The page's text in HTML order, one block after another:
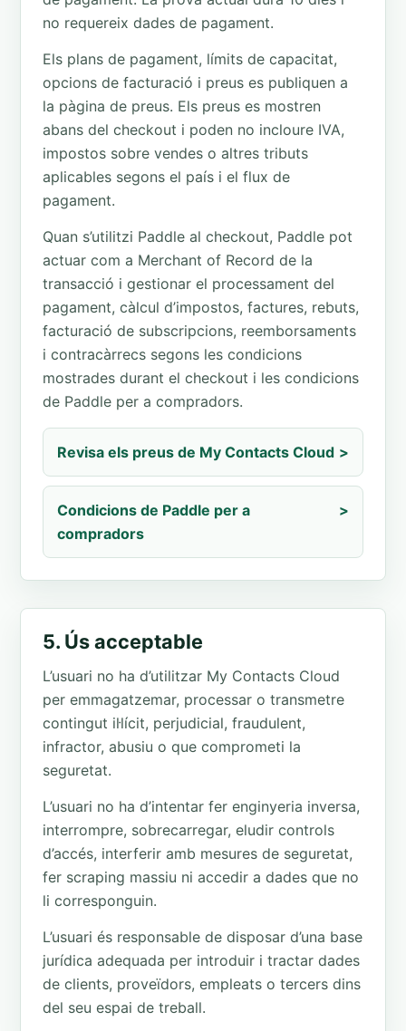
no requereix dades de pagament.
Els plans de pagament, límits de capacitat,
opcions de facturació i preus es publiquen a
la pàgina de preus. Els preus es mostren
abans del checkout i poden no incloure IVA,
impostos sobre vendes o altres tributs
aplicables segons el país i el flux de
pagament.
Quan s’utilitzi Paddle al checkout, Paddle pot
actuar com a Merchant of Record de la
transacció i gestionar el processament del
pagament, càlcul d’impostos, factures, rebuts,
facturació de subscripcions, reemborsaments
i contracàrrecs segons les condicions
mostrades durant el checkout i les condicions
de Paddle per a compradors.
Revisa els preus de My Contacts Cloud >
Condicions de Paddle per a
compradors
>
5. Ús acceptable
L’usuari no ha d’utilitzar My Contacts Cloud
per emmagatzemar, processar o transmetre
contingut il·lícit, perjudicial, fraudulent,
infractor, abusiu o que comprometi la
seguretat.
L’usuari no ha d’intentar fer enginyeria inversa,
interrompre, sobrecarregar, eludir controls
d’accés, interferir amb mesures de seguretat,
fer scraping massiu ni accedir a dades que no
li corresponguin.
L’usuari és responsable de disposar d’una base
jurídica adequada per introduir i tractar dades
de clients, proveïdors, empleats o tercers dins
del seu espai de treball.